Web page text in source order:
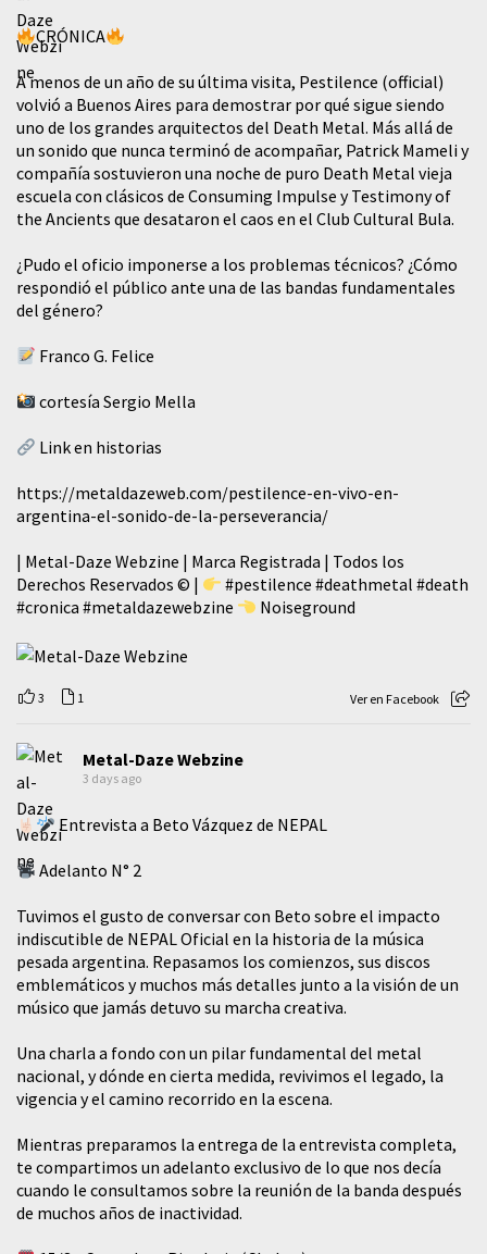
CRÓNICA
A menos de un año de su última visita, Pestilence (official)
volvió a Buenos Aires para demostrar por qué sigue siendo
uno de los grandes arquitectos del Death Metal. Más allá de
un sonido que nunca terminó de acompañar, Patrick Mameli y
compañía sostuvieron una noche de puro Death Metal vieja
escuela con clásicos de Consuming Impulse y Testimony of
the Ancients que desataron el caos en el Club Cultural Bula.
¿Pudo el oficio imponerse a los problemas técnicos? ¿Cómo
respondió el público ante una de las bandas fundamentales
del género?
Franco G. Felice
cortesía Sergio Mella
Link en historias
https://metaldazeweb.com/pestilence-en-vivo-en-
argentina-el-sonido-de-la-perseverancia/
| Metal-Daze Webzine | Marca Registrada | Todos los
Derechos Reservados © |
#pestilence #deathmetal #death
#cronica #metaldazewebzine Noiseground
3 1 Ver en Facebook
Metal-Daze Webzine
3 days ago
Entrevista a Beto Vázquez de NEPAL
Adelanto N° 2
Tuvimos el gusto de conversar con Beto sobre el impacto
indiscutible de NEPAL Oficial en la historia de la música
pesada argentina. Repasamos los comienzos, sus discos
emblemáticos y muchos más detalles junto a la visión de un
músico que jamás detuvo su marcha creativa.
​Una charla a fondo con un pilar fundamental del metal
nacional, y dónde en cierta medida, revivimos el legado, la
vigencia y el camino recorrido en la escena.
Mientras preparamos la entrega de la entrevista completa,
te compartimos un adelanto exclusivo de lo que nos decía
cuando le consultamos sobre la reunión de la banda después
de muchos años de inactividad.